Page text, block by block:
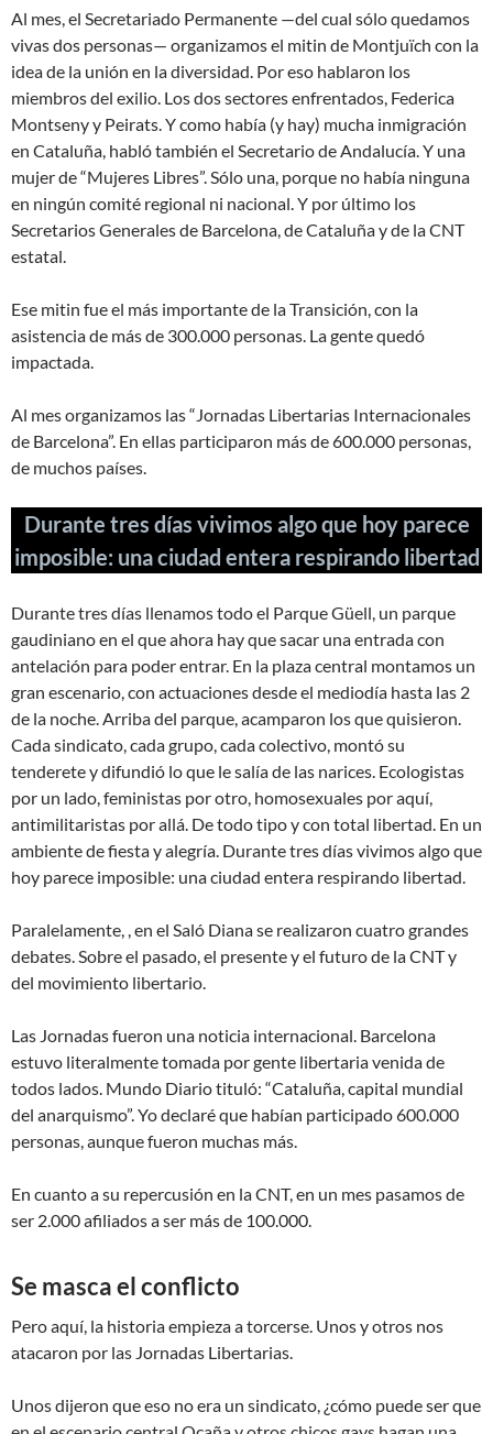
Al mes, el Secretariado Permanente —del cual sólo quedamos
vivas dos personas— organizamos el mitin de Montjuïch con la
idea de la unión en la diversidad. Por eso hablaron los
miembros del exilio. Los dos sectores enfrentados, Federica
Montseny y Peirats. Y como había (y hay) mucha inmigración
en Cataluña, habló también el Secretario de Andalucía. Y una
mujer de “Mujeres Libres”. Sólo una, porque no había ninguna
en ningún comité regional ni nacional. Y por último los
Secretarios Generales de Barcelona, de Cataluña y de la CNT
estatal.
Ese mitin fue el más importante de la Transición, con la
asistencia de más de 300.000 personas. La gente quedó
impactada.
Al mes organizamos las “Jornadas Libertarias Internacionales
de Barcelona”. En ellas participaron más de 600.000 personas,
de muchos países.
Durante tres días vivimos algo que hoy parece
imposible: una ciudad entera respirando libertad
Durante tres días llenamos todo el Parque Güell, un parque
gaudiniano en el que ahora hay que sacar una entrada con
antelación para poder entrar. En la plaza central montamos un
gran escenario, con actuaciones desde el mediodía hasta las 2
de la noche. Arriba del parque, acamparon los que quisieron.
Cada sindicato, cada grupo, cada colectivo, montó su
tenderete y difundió lo que le salía de las narices. Ecologistas
por un lado, feministas por otro, homosexuales por aquí,
antimilitaristas por allá. De todo tipo y con total libertad. En un
ambiente de fiesta y alegría. Durante tres días vivimos algo que
hoy parece imposible: una ciudad entera respirando libertad.
Paralelamente, , en el Saló Diana se realizaron cuatro grandes
debates. Sobre el pasado, el presente y el futuro de la CNT y
del movimiento libertario.
Las Jornadas fueron una noticia internacional. Barcelona
estuvo literalmente tomada por gente libertaria venida de
todos lados. Mundo Diario tituló: “Cataluña, capital mundial
del anarquismo”. Yo declaré que habían participado 600.000
personas, aunque fueron muchas más.
En cuanto a su repercusión en la CNT, en un mes pasamos de
ser 2.000 afiliados a ser más de 100.000.
Se masca el conflicto
Pero aquí, la historia empieza a torcerse. Unos y otros nos
atacaron por las Jornadas Libertarias.
Unos dijeron que eso no era un sindicato, ¿cómo puede ser que